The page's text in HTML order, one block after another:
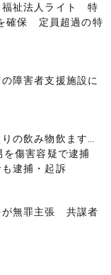
福祉法人ライト 特
確保 定員超過の特
障害者支援施設に
の飲み物飲ます…
を傷害容疑で逮捕
逮捕・起訴
が無罪主張 共謀者